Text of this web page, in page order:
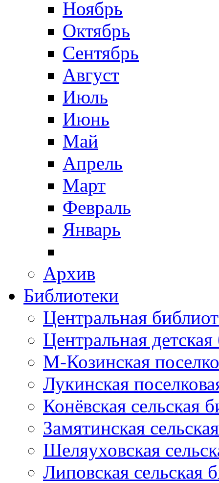
Ноябрь
Октябрь
Сентябрь
Август
Июль
Июнь
Май
Апрель
Март
Февраль
Январь
Архив
Библиотеки
Центральная
Центральная
М-Козинская
Лукинская
Конёвская сельская
Замятинская
Шеляуховская
Липовская сельская